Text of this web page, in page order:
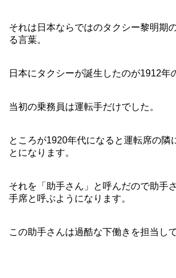
それは日本ならではのタクシー黎明期
る言葉。
日本にタクシーが誕生したのが1912年
当初の乗務員は運転手だけでした。
ところが1920年代になると運転席の隣
とになります。
それを「助手さん」と呼んだので助手
手席と呼ぶようになります。
この助手さんは過酷な下働きを担当し